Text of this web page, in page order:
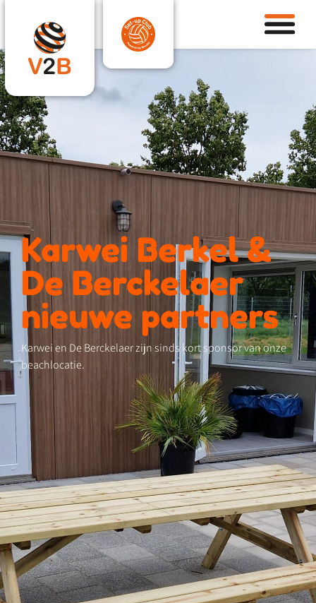
Karwei Berkel &
De Berckelaer
nieuwe partners
Karwei en De Berckelaer zijn sinds kort sponsor van onze
beachlocatie.